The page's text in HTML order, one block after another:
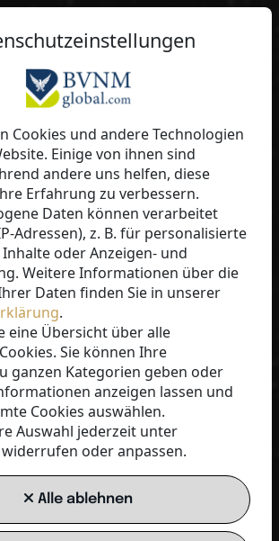
Gadringer
System. Mehrwert.
MEHR INFOS
DE
im Diamantenmarkt
Cookies und andere Technologien
Einige von ihnen sind
andere uns helfen, diese
Erfahrung zu verbessern.
Daten können verarbeitet
Adressen), z. B. für personalisierte
oder Anzeigen- und
Weitere Informationen über die
Daten finden Sie in unserer
.
eine Übersicht über alle
Sie können Ihre
ganzen Kategorien geben oder
anzeigen lassen und
Cookies auswählen.
Auswahl jederzeit unter
oder anpassen.
Alle ablehnen